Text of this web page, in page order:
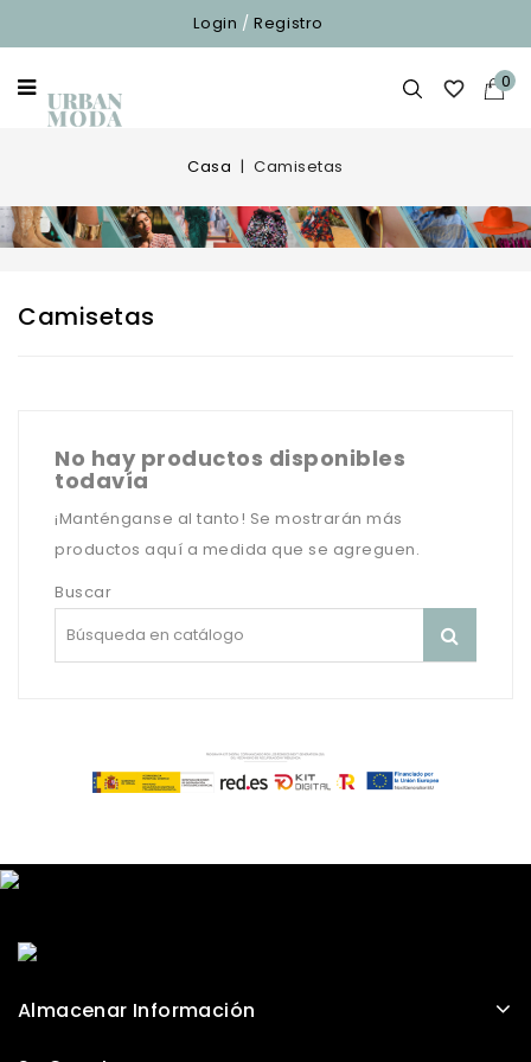
Login /Registro
0

Casa Camisetas
Camisetas
No hay productos disponibles
todavía
¡Manténganse al tanto! Se mostrarán más
productos aquí a medida que se agreguen.
Buscar
Almacenar Información